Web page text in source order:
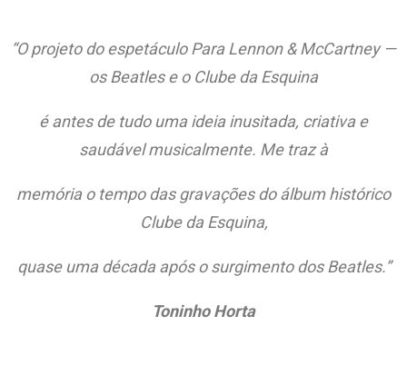
“O projeto do espetáculo Para Lennon & McCartney —
os Beatles e o Clube da Esquina
é antes de tudo uma ideia inusitada, criativa e
saudável musicalmente. Me traz à
memória o tempo das gravações do álbum histórico
Clube da Esquina,
quase uma década após o surgimento dos Beatles.”
Toninho Horta